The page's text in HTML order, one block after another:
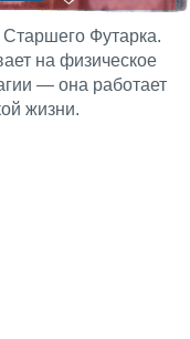
Футарка.
на физическое
— она работает
жизни.